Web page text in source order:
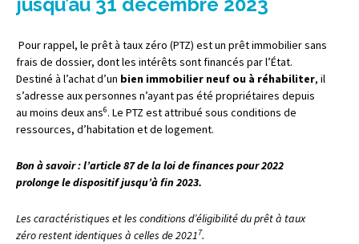
Pour rappel, le prêt à taux zéro (PTZ) est un prêt immobilier sans
frais de dossier, dont les intérêts sont financés par l’État.
Destiné à l’achat d’un bien immobilier neuf ou à réhabiliter, il
s’adresse aux personnes n’ayant pas été propriétaires depuis
au moins deux ans6. Le PTZ est attribué sous conditions de
ressources, d’habitation et de logement.
Bon à savoir : l’article 87 de la loi de finances pour 2022
prolonge le dispositif jusqu’à fin 2023.
Les caractéristiques et les conditions d’éligibilité du prêt à taux
zéro restent identiques à celles de 20217.